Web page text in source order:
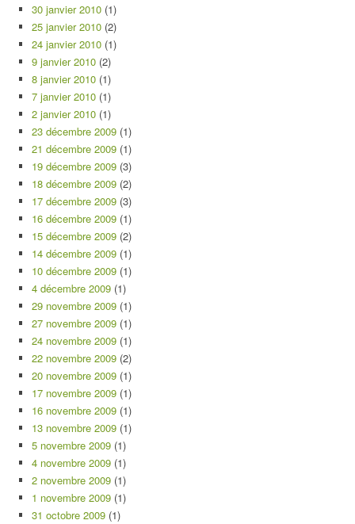
30 janvier 2010 (1)
25 janvier 2010 (2)
24 janvier 2010 (1)
9 janvier 2010 (2)
8 janvier 2010 (1)
7 janvier 2010 (1)
2 janvier 2010 (1)
23 décembre 2009 (1)
21 décembre 2009 (1)
19 décembre 2009 (3)
18 décembre 2009 (2)
17 décembre 2009 (3)
16 décembre 2009 (1)
15 décembre 2009 (2)
14 décembre 2009 (1)
10 décembre 2009 (1)
4 décembre 2009 (1)
29 novembre 2009 (1)
27 novembre 2009 (1)
24 novembre 2009 (1)
22 novembre 2009 (2)
20 novembre 2009 (1)
17 novembre 2009 (1)
16 novembre 2009 (1)
13 novembre 2009 (1)
5 novembre 2009 (1)
4 novembre 2009 (1)
2 novembre 2009 (1)
1 novembre 2009 (1)
31 octobre 2009 (1)